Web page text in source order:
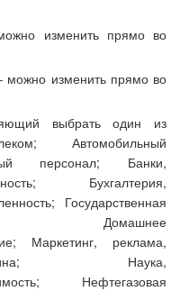
изменить прямо во
можно изменить прямо во
выбрать один из
Автомобильный
персонал; Банки,
Бухгалтерия,
Государственная
Маркетинг, реклама,
Наука,
Нефтегазовая